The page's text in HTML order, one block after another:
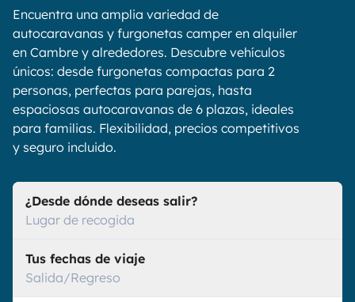
Encuentra una amplia variedad de
autocaravanas y furgonetas camper en alquiler
en Cambre y alrededores. Descubre vehículos
únicos: desde furgonetas compactas para 2
personas, perfectas para parejas, hasta
espaciosas autocaravanas de 6 plazas, ideales
para familias. Flexibilidad, precios competitivos
y seguro incluido.
¿Desde dónde deseas salir?
Lugar de recogida
Tus fechas de viaje
Salida/Regreso